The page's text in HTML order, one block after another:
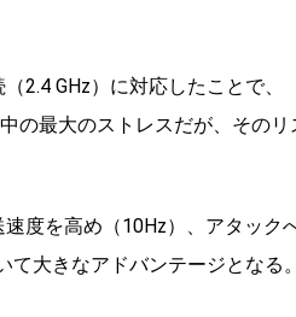
2.4 GHz）に対応したことで、
の最大のストレスだが、そのリ
度を高め（10Hz）、アタック
大きなアドバンテージとなる。